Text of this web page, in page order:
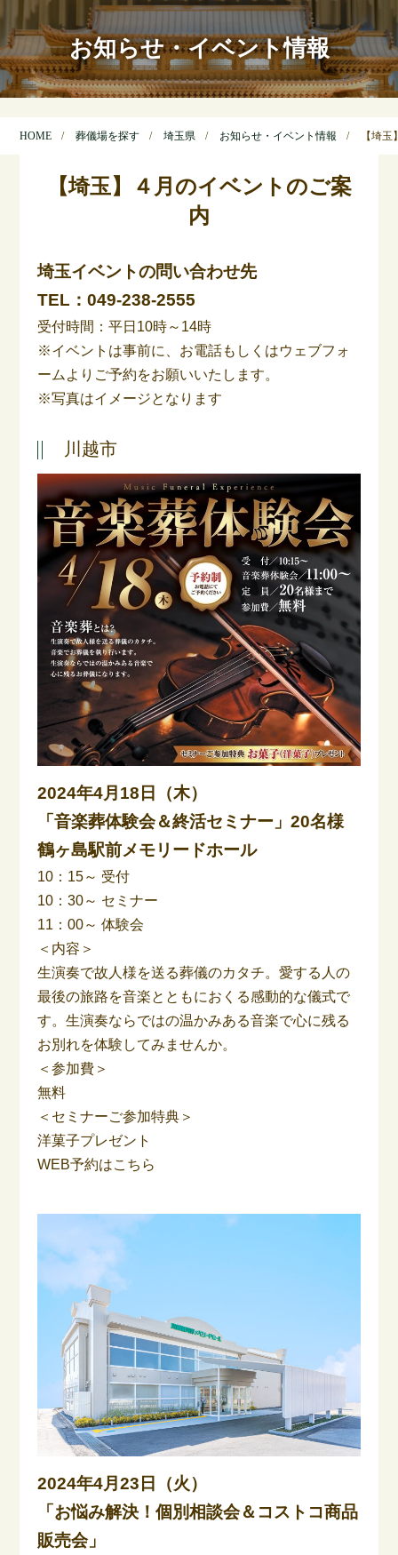
お知らせ・イベント情報
HOME 葬儀場を探す 埼玉県 お知らせ・イベント情報 【埼
【埼玉】４月のイベントのご案
内
埼玉イベントの問い合わせ先
TEL：049-238-2555
受付時間：平日10時～14時
※イベントは事前に、お電話もしくはウェブフォ
ームよりご予約をお願いいたします。
※写真はイメージとなります
川越市
2024年4月18日（木）
「音楽葬体験会＆終活セミナー」20名様
鶴ヶ島駅前メモリードホール
10：15～ 受付
10：30～ セミナー
11：00～ 体験会
＜内容＞
生演奏で故人様を送る葬儀のカタチ。愛する人の
最後の旅路を音楽とともにおくる感動的な儀式で
す。生演奏ならではの温かみある音楽で心に残る
お別れを体験してみませんか。
＜参加費＞
無料
＜セミナーご参加特典＞
洋菓子プレゼント
WEB予約はこちら
2024年4月23日（火）
「お悩み解決！個別相談会＆コストコ商品
販売会」